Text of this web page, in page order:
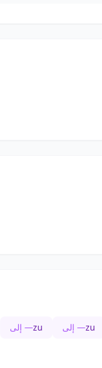
zu— إلى zu— إلى